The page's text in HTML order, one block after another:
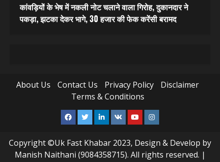
कांवड़ियों के भेष में नकली नोट चलाने वाला गिरोह, दुकानदार ने
पकड़ा, झटका देकर भागे, 30 हजार की फेक करेंसी बरामद
About Us Contact Us Privacy Policy
Disclaimer
Terms & Conditions
Facebook
TwitterLinkedin
VK YoutubeInstagram
Copyright ©Uk Fast Khabar 2023, Design & Develop by
Manish Naithani (9084358715). All rights reserved. |